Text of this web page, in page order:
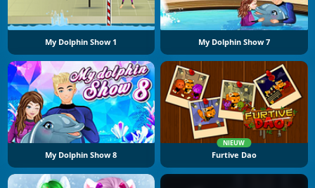
My Dolphin Show 1 My Dolphin Show 7
My Dolphin Show 8
NIEUW
Furtive Dao